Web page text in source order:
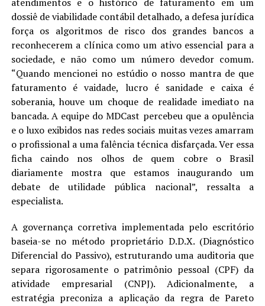
dossiê de viabilidade contábil detalhado, a defesa jurídica
força os algoritmos de risco dos grandes bancos a
reconhecerem a clínica como um ativo essencial para a
sociedade, e não como um número devedor comum.
“Quando mencionei no estúdio o nosso mantra de que
faturamento é vaidade, lucro é sanidade e caixa é
soberania, houve um choque de realidade imediato na
bancada. A equipe do MDCast percebeu que a opulência
e o luxo exibidos nas redes sociais muitas vezes amarram
o profissional a uma falência técnica disfarçada. Ver essa
ficha caindo nos olhos de quem cobre o Brasil
diariamente mostra que estamos inaugurando um
debate de utilidade pública nacional”, ressalta a
especialista.
A governança corretiva implementada pelo escritório
baseia-se no método proprietário D.D.X. (Diagnóstico
Diferencial do Passivo), estruturando uma auditoria que
separa rigorosamente o patrimônio pessoal (CPF) da
atividade empresarial (CNPJ). Adicionalmente, a
estratégia preconiza a aplicação da regra de Pareto